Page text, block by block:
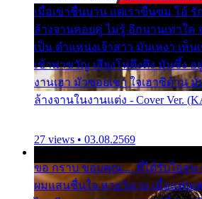
เมื่อเขาชื่นบาน แต่เราขื่นขม โอ้ รั
ล้างจานคอยคู่ ไม่รู้ อีกนานเท่าใด
เป็น ตำแหน่งเจ้าสาว มันเหงา เห็
เข้าพาขวัญ เสียงโห่ตึงตึง มันซึ้ง
งานเฮา มัวซอยเขา ใจเฮาซิด้าน
ล้างจานในงานแต่ง - Cover Ver.
27 views • 03.08.2569
ขอ กราบ ขอบคุณ.... ที่ได้รับไออุ่น
ผมแสนชื่นใจ หายวังเวง เมื่อแฟนเ